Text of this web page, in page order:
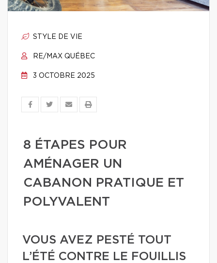
STYLE DE VIE
RE/MAX QUÉBEC
3 OCTOBRE 2025
8 ÉTAPES POUR
AMÉNAGER UN
CABANON PRATIQUE ET
POLYVALENT
VOUS AVEZ PESTÉ TOUT
L’ÉTÉ CONTRE LE FOUILLIS